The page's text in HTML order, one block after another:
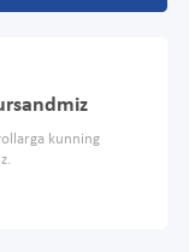
kunning